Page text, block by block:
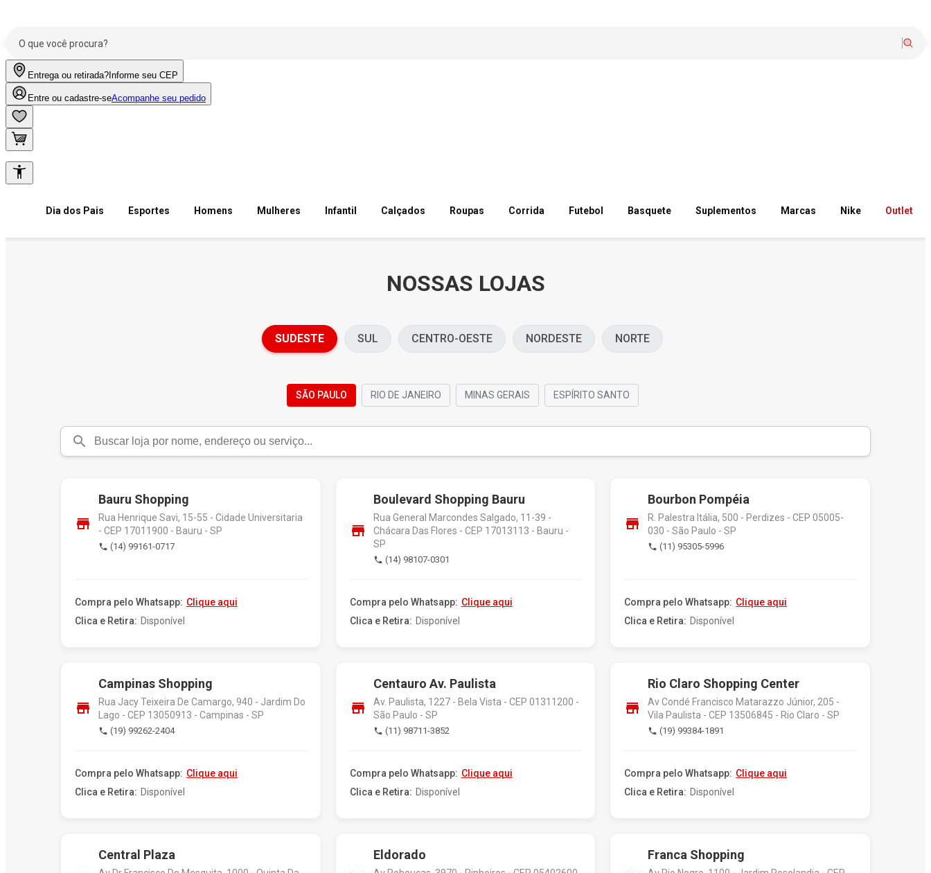
Entrega ou retirada? Informe seu CEP
Entre ou cadastre-seAcompanhe seu pedido
Dia dos Pais Esportes Homens Mulheres Infantil Calçados Roupas Corrida Futebol Basquete Suplementos Marcas Nike Outlet
NOSSAS LOJAS
SUDESTE SUL CENTRO-OESTE NORDESTE NORTE
SÃO PAULO RIO DE JANEIRO MINAS GERAIS ESPÍRITO SANTO
search
store
Bauru Shopping
Rua Henrique Savi, 15-55 - Cidade Universitaria
- CEP 17011900 - Bauru - SP
phone (14) 99161-0717
Compra pelo Whatsapp: Clique aqui
Clica e Retira: Disponível
store
Boulevard Shopping Bauru
Rua General Marcondes Salgado, 11-39 -
Chácara Das Flores - CEP 17013113 - Bauru -
SP
phone (14) 98107-0301
Compra pelo Whatsapp: Clique aqui
Clica e Retira: Disponível
store
Bourbon Pompéia
R. Palestra Itália, 500 - Perdizes - CEP 05005-
030 - São Paulo - SP
phone (11) 95305-5996
Compra pelo Whatsapp: Clique aqui
Clica e Retira: Disponível
store
Campinas Shopping
Rua Jacy Teixeira De Camargo, 940 - Jardim Do
Lago - CEP 13050913 - Campinas - SP
phone (19) 99262-2404
Compra pelo Whatsapp: Clique aqui
Clica e Retira: Disponível
store
Centauro Av. Paulista
Av. Paulista, 1227 - Bela Vista - CEP 01311200 -
São Paulo - SP
phone (11) 98711-3852
Compra pelo Whatsapp: Clique aqui
Clica e Retira: Disponível
store
Rio Claro Shopping Center
Av Condé Francisco Matarazzo Júnior, 205 -
Vila Paulista - CEP 13506845 - Rio Claro - SP
phone (19) 99384-1891
Compra pelo Whatsapp: Clique aqui
Clica e Retira: Disponível
Central Plaza Eldorado Franca Shopping